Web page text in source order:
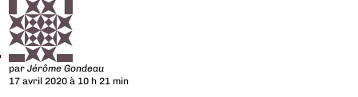
parJérôme Gondeau
17 avril 2020 à 10 h 21 min